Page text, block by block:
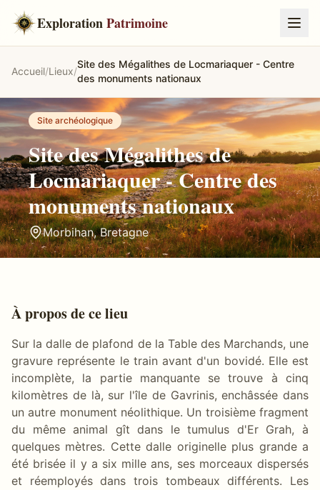
ExplorationPatrimoine
Accueil/Lieux/
Site des Mégalithes de Locmariaquer - Centre
des monuments nationaux
Site archéologique
Site des Mégalithes de
Locmariaquer - Centre des
monuments nationaux
Morbihan,Bretagne
À propos de ce lieu
Sur la dalle de plafond de la Table des Marchands, une
gravure représente le train avant d'un bovidé. Elle est
incomplète, la partie manquante se trouve à cinq
kilomètres de là, sur l'île de Gavrinis, enchâssée dans
un autre monument néolithique. Un troisième fragment
du même animal gît dans le tumulus d'Er Grah, à
quelques mètres. Cette dalle originelle plus grande a
été brisée il y a six mille ans, ses morceaux dispersés
et réemployés dans trois tombeaux différents. Les